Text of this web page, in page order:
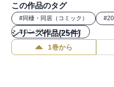
この作品のタグ
#同棲・同居（コミック） #
#ロングセラーコミック
シリーズ作品(25件)
1巻から